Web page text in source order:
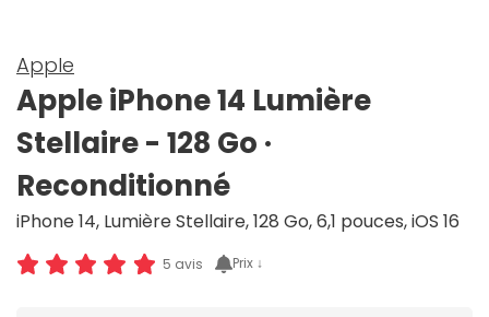
Apple
Apple iPhone 14 Lumière
Stellaire - 128 Go ·
Reconditionné
iPhone 14, Lumière Stellaire, 128 Go, 6,1 pouces, iOS 16
5 avis Prix ↓